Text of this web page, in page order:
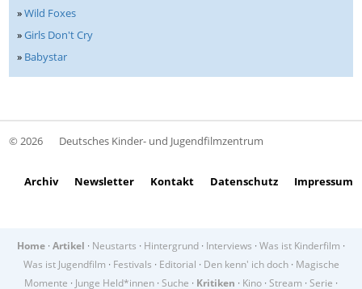
»Wild Foxes
»Girls Don't Cry
» Babystar
© 2026 Deutsches Kinder- und Jugendfilmzentrum
Archiv Newsletter Kontakt Datenschutz Impressum
Home · Artikel · Neustarts · Hintergrund · Interviews · Was ist Kinderfilm ·
Was ist Jugendfilm · Festivals · Editorial · Den kenn' ich doch· Magische
Momente · Junge Held*innen · Suche · Kritiken · Kino · Stream · Serie ·